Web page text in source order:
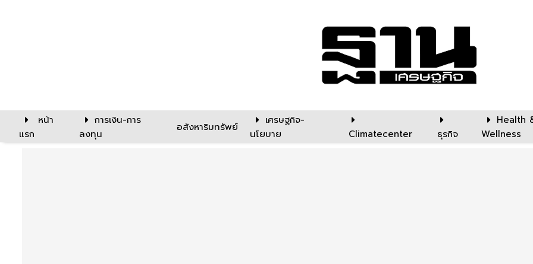
หน้า
แรก
การเงิน-การ
ลงทุน
อสังหาริมทรัพย์
เศรษฐกิจ-
นโยบาย
Climatecenter ธุรกิจ
Health
Wellness